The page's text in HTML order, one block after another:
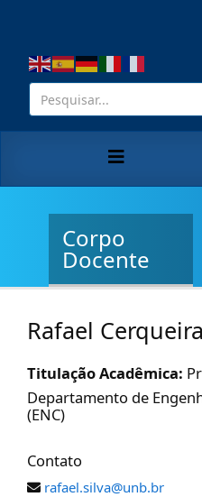
Corpo
Docente
Rafael
Titulação Acadêmica:
Departamento de
(ENC)
Contato
rafael.silva@unb.br